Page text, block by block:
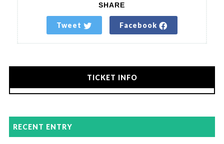
SHARE
Tweet Facebook
TICKET INFO
RECENT ENTRY